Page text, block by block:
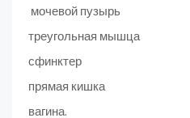
мочевой пузырь
треугольная мышца
сфинктер
прямая кишка
вагина.